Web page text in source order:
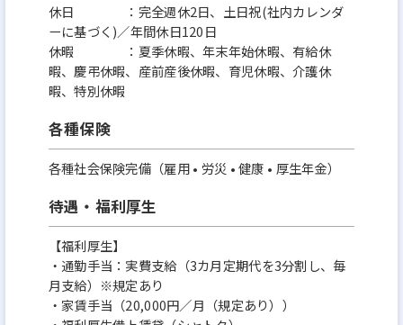
休日 ：完全週休2日、土日祝(社内カレンダ
ーに基づく)／年間休日120日
休暇 ：夏季休暇、年末年始休暇、有給休
暇、慶弔休暇、産前産後休暇、育児休暇、介護休
暇、特別休暇
各種保険
各種社会保険完備（雇用 • 労災 • 健康 • 厚生年金）
待遇・福利厚生
【福利厚生】
・通勤手当：実費支給（3カ月定期代を3分割し、毎
月支給）※規定あり
・家賃手当（20,000円／月（規定あり））